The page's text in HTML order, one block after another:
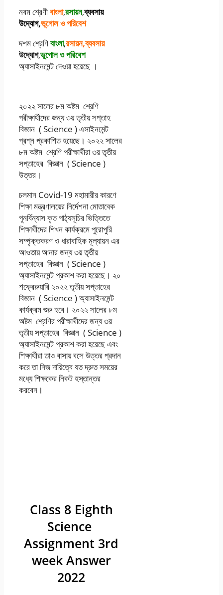
নবম শ্রেণীবাংলা,রসায়ন,ব্যবসায়
উদ্যোগ,ভূগোল ও পরিবেশ
দশম শ্রেণিবাংলা,রসায়ন,ব্যবসায়
উদ্যোগ,ভূগোল ও পরিবেশ
অ্যাসাইনমেন্ট দেওয়া হয়েছে ।
২০২২ সালের ৮ম অষ্টম শ্রেণি
পরীক্ষার্থীদের জন্য ৩য় তৃতীয় সপ্তাহ
বিজ্ঞান ( Science ) এসাইনমেন্ট
প্রশ্ন প্রকাশিত হয়েছে। ২০২২ সালের
৮ম অষ্টম শ্রেণি পরীক্ষার্থীরা ৩য় তৃতীয়
সপ্তাহের বিজ্ঞান ( Science )
উত্তর।
চলমান Covid-19 মহামারীর কারণে
শিক্ষা মন্ত্রণালয়ের নির্দেশনা মোতাবেক
পুনর্বিন্যাস কৃত পাঠ্যসূচির ভিত্তিতে
শিক্ষার্থীদের শিখন কার্যক্রমে পুরোপুরি
সম্পৃক্তকরণ ও ধারাবাহিক মূল্যায়ন এর
আওতায় আনার জন্য ৩য় তৃতীয়
সপ্তাহের বিজ্ঞান ( Science )
অ্যাসাইনমেন্ট প্রকাশ করা হয়েছে। ২০
শফ্রেরুয়ারি ২০২২ তৃতীয় সপ্তাহের
বিজ্ঞান ( Science ) অ্যাসাইনমেন্ট
কার্যক্রম শুরু হবে। ২০২২ সালের ৮ম
অষ্টম শ্রেণির পরীক্ষার্থীদের জন্য ৩য়
তৃতীয় সপ্তাহের বিজ্ঞান ( Science )
অ্যাসাইনমেন্ট প্রকাশ করা হয়েছে এবং
শিক্ষার্থীরা তাও বাসায় বসে উত্তর প্রদান
করে তা নিজ দায়িত্বে যত দ্রুত সময়ের
মধ্যে শিক্ষকের নিকট হস্তান্তর
করবেন।
Class 8 Eighth
Science
Assignment 3rd
week Answer
2022